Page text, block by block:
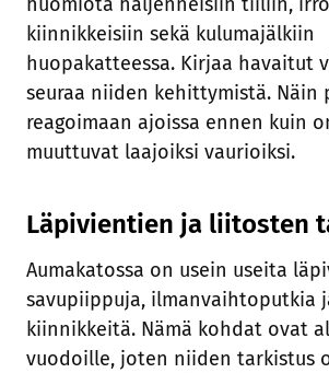
kiinnikkeisiin sekä kulumajälkiin
huopakatteessa. Kirjaa havaitut
seuraa niiden kehittymistä. Näin
reagoimaan ajoissa ennen kuin
muuttuvat laajoiksi vaurioiksi.
Läpivientien ja liitosten
Aumakatossa on usein useita
savupiippuja, ilmanvaihtoputkia
kiinnikkeitä. Nämä kohdat ovat
vuodoille, joten niiden tarkistus